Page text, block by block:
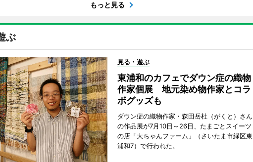
もっと見る
ぶ
見る・遊ぶ
東浦和のカフェでダウン症の織物
作家個展 地元染め物作家とコラ
ボグッズも
ダウン症の織物作家・森田岳杜（がくと）さん
の作品展が7月10日～26日、たまごとスイーツ
の店「大ちゃんファーム」（さいたま市緑区東
浦和7）で行われた。